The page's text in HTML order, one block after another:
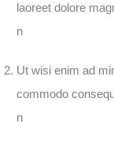
laoreet dolore
n
Ut wisi enim ad
commodo
n